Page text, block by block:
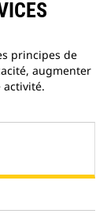
principes de
augmenter